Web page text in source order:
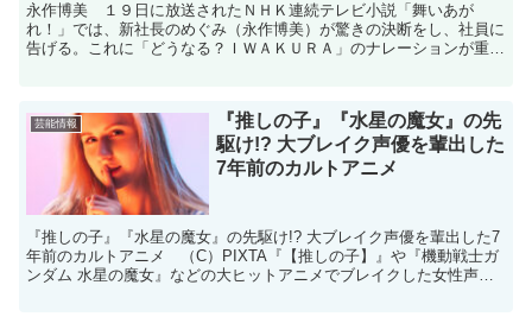
永作博美 １９日に放送されたＮＨＫ連続テレビ小説「舞いあが
れ！」では、新社長のめぐみ（永作博美）が驚きの決断をし、社員に
告げる。これに「どうなる？ＩＷＡＫＵＲＡ」のナレーションが重な
芸能情報
『推しの子』『水星の魔女』の先
駆け!? 大ブレイク声優を輩出した
7年前のカルトアニメ
『推しの子』『水星の魔女』の先駆け!? 大ブレイク声優を輩出した7
年前のカルトアニメ （C）PIXTA『【推しの子】』や『機動戦士ガ
ンダム 水星の魔女』などの大ヒットアニメでブレイクした女性声優